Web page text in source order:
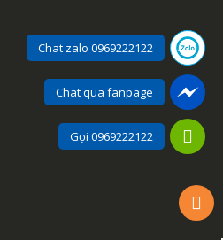
Chat zalo 0969222122
Chat qua fanpage
Gọi 0969222122